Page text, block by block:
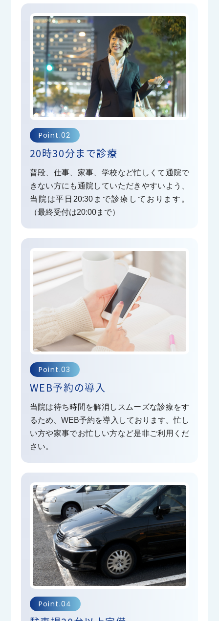
診察受付終了時間と診察時間
当院もこの地域の運動器の健康をお守りする為日々
診察を行い、３回目のお正月を迎え４年目に向かっ
べく２０時３０分まで診察を行っております。しか
しながら診察をご希望される方の受付時間は２０時
をもって終了とさせていただいております。届出の
関係でどうしてもこれ以降は診察受付ができますせ
ん。何卒ご理解いただき２０時までに診察の受付を
してくださいますようお願い申し上げます。
新年あけましておめでとうございます
のだ整形外科クリニックより地域の皆様へ
新年あけましておめでとうございます。今年度も地
域の皆様の運動器の健康をお守りする為職員一同精
一杯頑張ってまいります。この地域の皆様と一緒に
開院４年目に向かって日々診察に向き合ってまいり
ます。
どうぞ今年もよろしくお願い申し上げます。
2025.12.17 お知らせ
インフルエンザ・新型コロナ等感染症対応につい
当院のインフルエンザ・新型コロナ等感染症への対
応について
・当院は整形外科クリニックの為予防接種を含めイ
ンフルエンザ等感染症の診察等の対応はいたしてお
りません。
Point.02
20時30分まで診療
普段、仕事、家事、学校など忙しくて通院で
きない方にも通院していただきやすいよう、
当院は平日20:30まで診療しております。
（最終受付は20:00まで）
Point.03
WEB予約の導入
当院は待ち時間を解消しスムーズな診療をす
るため、WEB予約を導入しております。忙し
い方や家事でお忙しい方など是非ご利用くだ
さい。
Point.04